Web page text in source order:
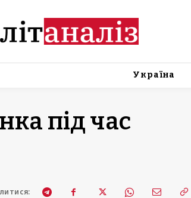
Україна
під час